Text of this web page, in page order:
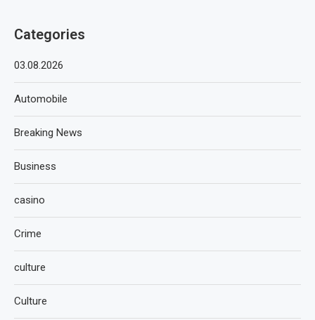
Categories
03.08.2026
Automobile
Breaking News
Business
casino
Crime
culture
Culture